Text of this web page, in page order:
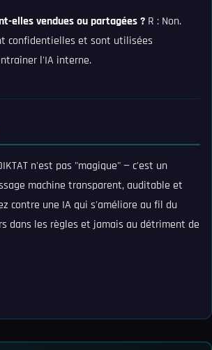
elles vendues ou partagées ? R : Non.
confidentielles et sont utilisées
l'IA interne.
n'est pas "magique" — c'est un
machine transparent, auditable et
contre une IA qui s'améliore au fil du
dans les règles et jamais au détriment de